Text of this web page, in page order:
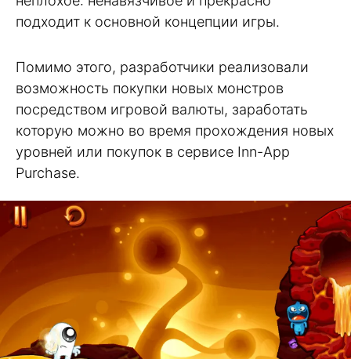
подходит к основной концепции игры.
Помимо этого, разработчики реализовали
возможность покупки новых монстров
посредством игровой валюты, заработать
которую можно во время прохождения новых
уровней или покупок в сервисе Inn-App
Purchase.